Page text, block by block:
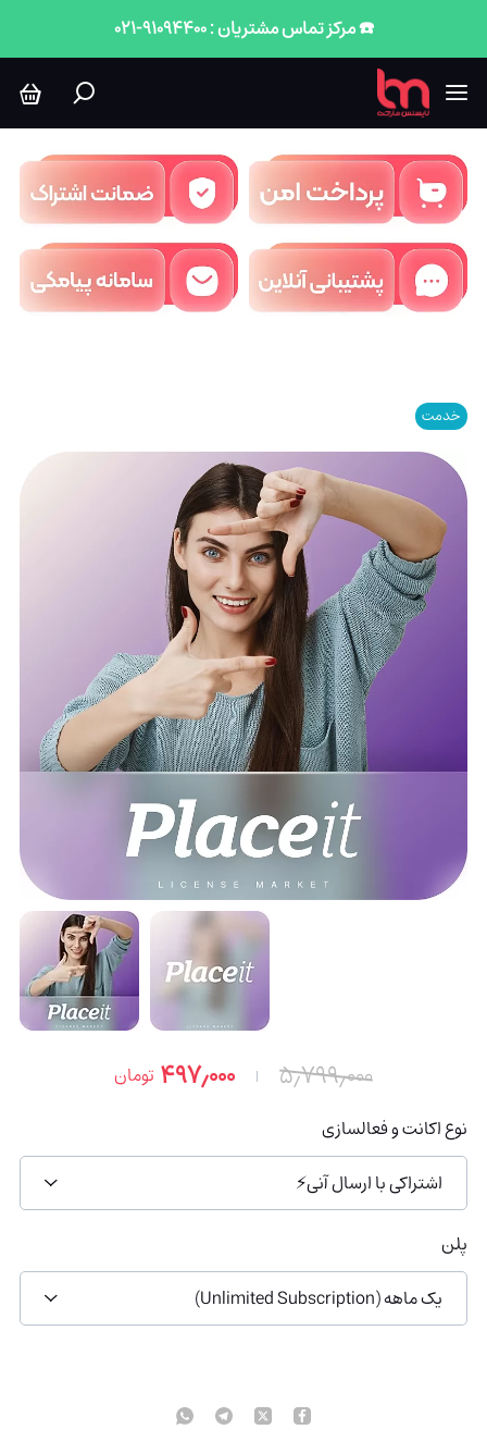
☎️ مرکز تماس مشتریان : 91094400-021
خدمت
۵٫۷۹۹٫۰۰۰ ۴۹۷٫۰۰۰ تومان
نوع اکانت و فعالسازی
اشتراکی با ارسال آنی⚡
پلن
یک ماهه (Unlimited Subscription)